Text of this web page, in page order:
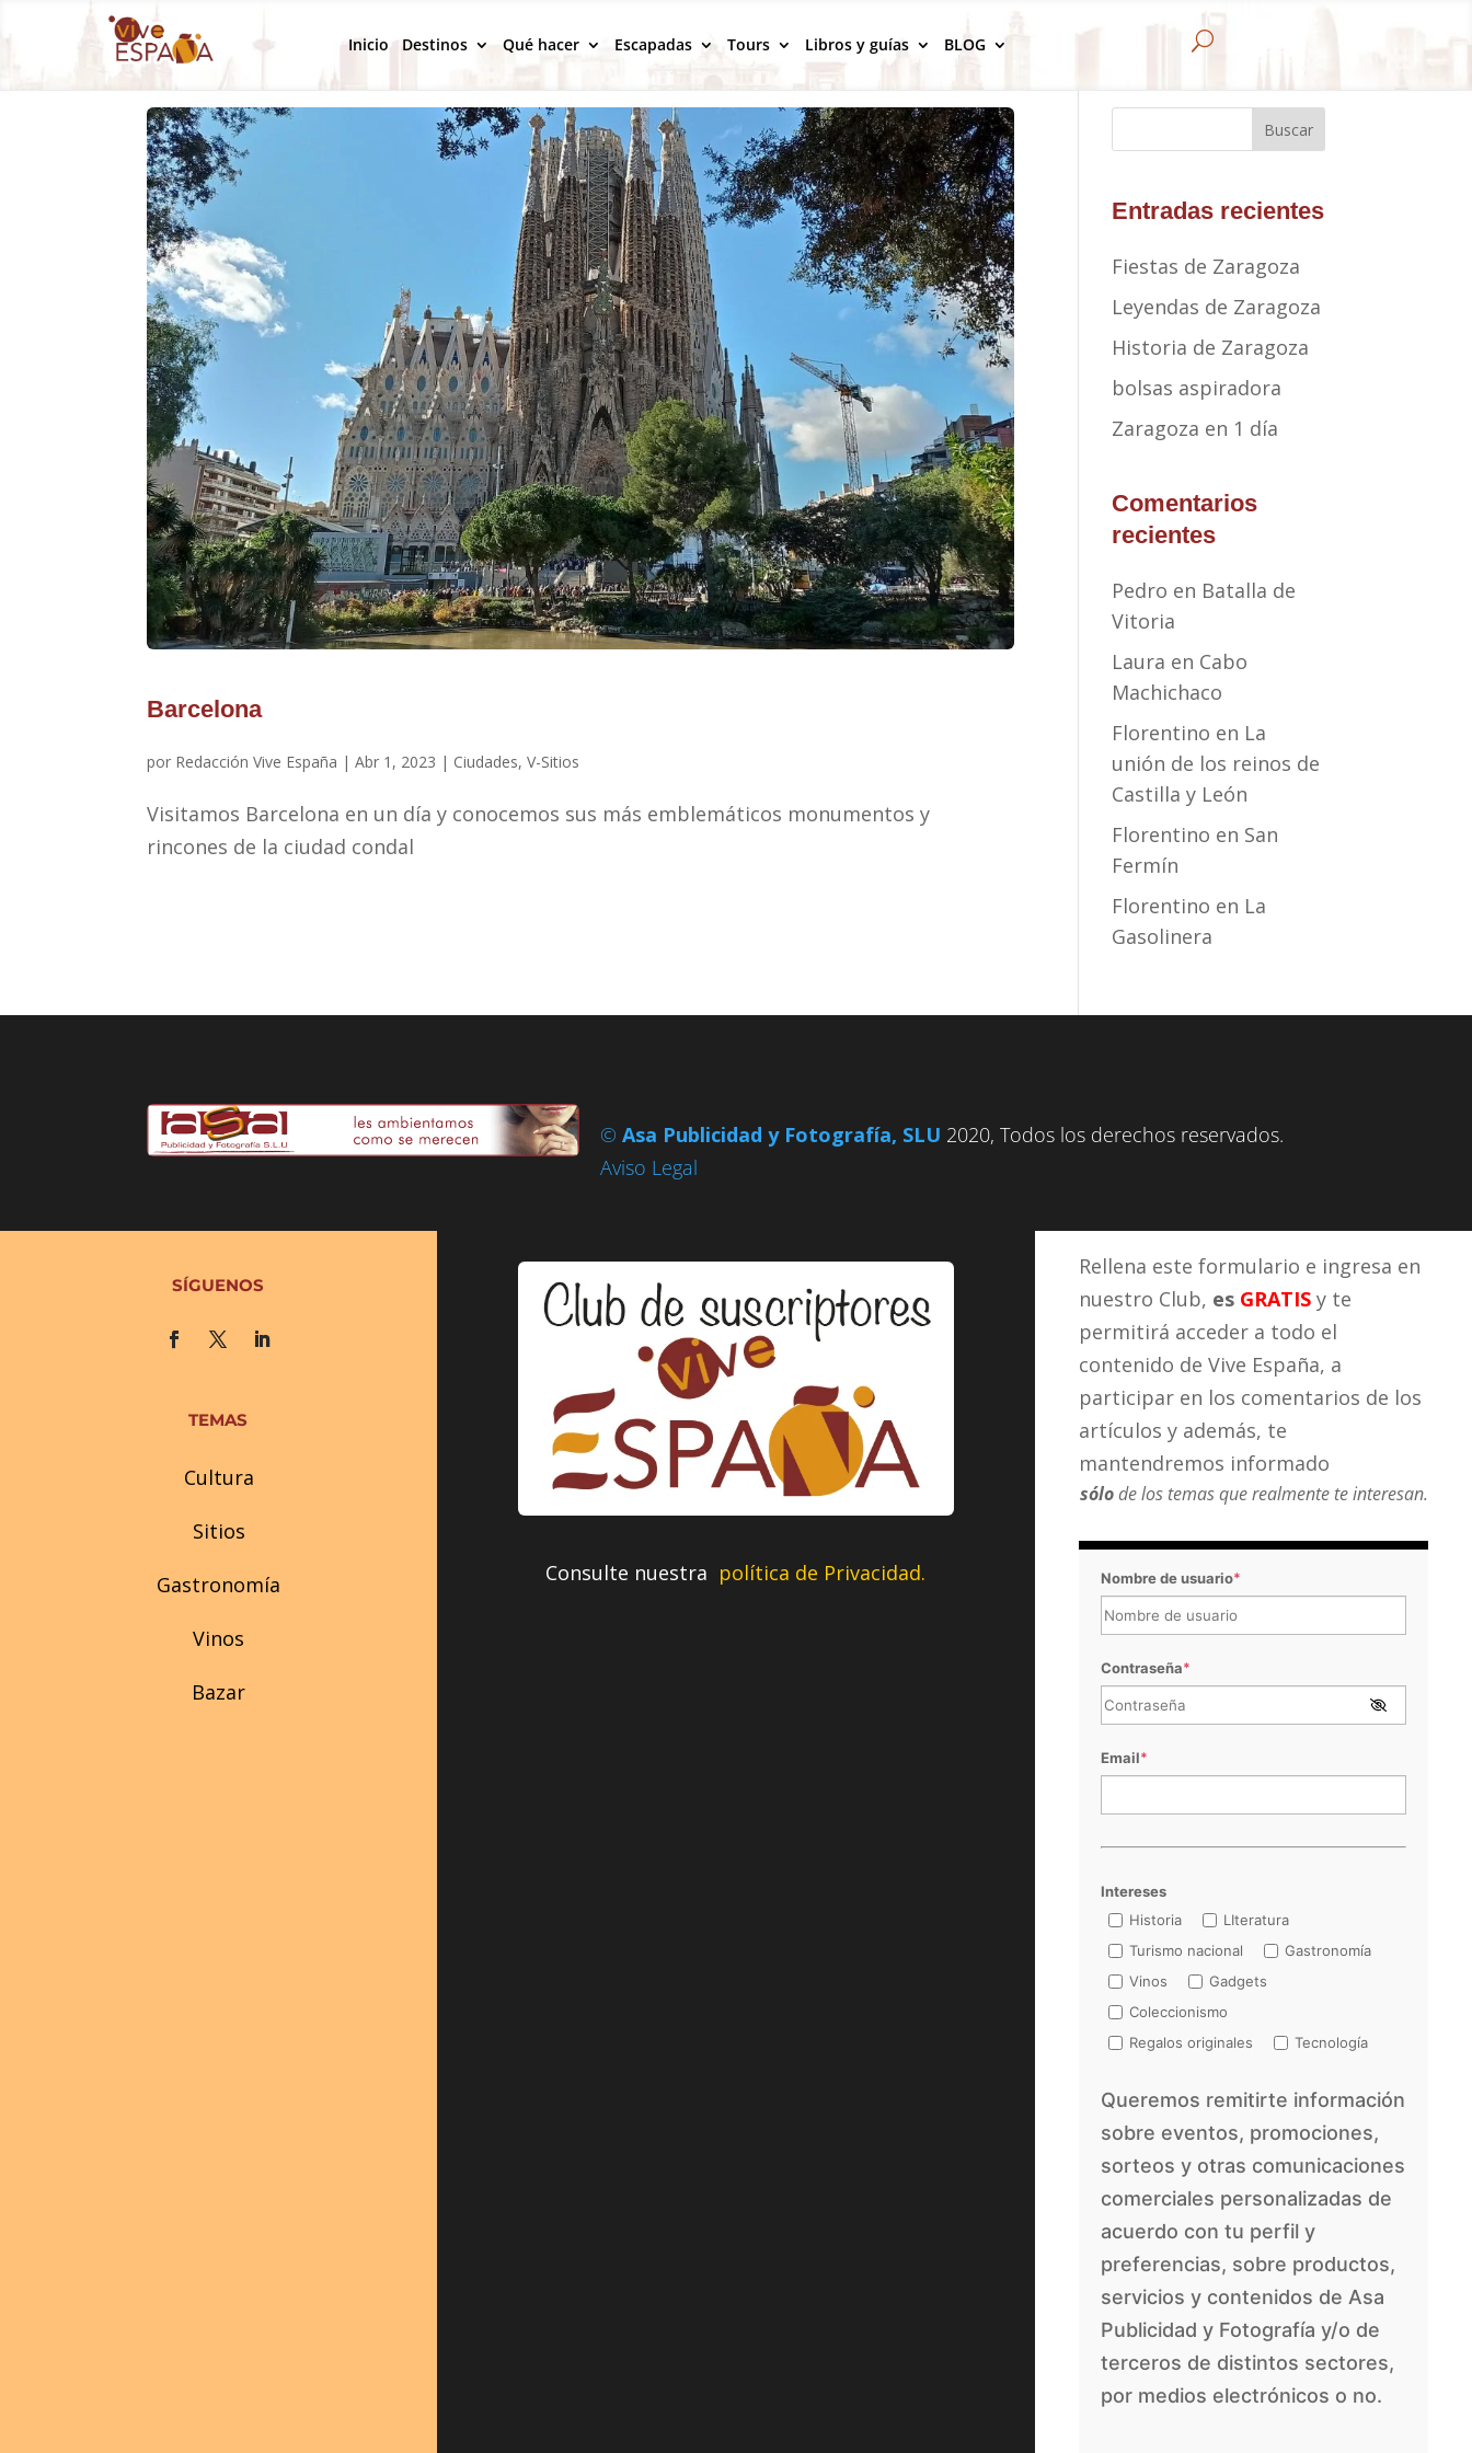
Inicio Destinos Qué hacer Escapadas Tours Libros y guías BLOG U
Barcelona
por Redacción Vive España |Abr 1, 2023 | Ciudades,V-Sitios
Visitamos Barcelona en un día y conocemos sus más emblemáticos monumentos y
rincones de la ciudad condal
Buscar
Entradas recientes
Fiestas de Zaragoza
Leyendas de Zaragoza
Historia de Zaragoza
bolsas aspiradora
Zaragoza en 1 día
Comentarios
recientes
Pedro en Batalla de
Vitoria
Laura en Cabo
Machichaco
Florentino en La
unión de los reinos de
Castilla y León
Florentino en San
Fermín
Florentino en La
Gasolinera
©Asa Publicidad y Fotografía, SLU 2020, Todos los derechos reservados.
Aviso Legal
SÍGUENOS
TEMAS
Cultura
Sitios
Gastronomía
Vinos
Bazar
Consulte nuestra política de Privacidad.
Rellena este formulario e ingresa en
nuestro Club, es GRATIS y te
permitirá acceder a todo el
contenido de Vive España, a
participar en los comentarios de los
artículos y además, te
mantendremos informado
sólode los temas que realmente te interesan.
Nombre de usuario*
Contraseña*
Email*
Intereses
Historia
LIteratura
Turismo nacional
Gastronomía
Vinos
Gadgets
Coleccionismo
Regalos originales
Tecnología
Queremos remitirte información
sobre eventos, promociones,
sorteos y otras comunicaciones
comerciales personalizadas de
acuerdo con tu perfil y
preferencias, sobre productos,
servicios y contenidos de Asa
Publicidad y Fotografía y/o de
terceros de distintos sectores,
por medios electrónicos o no.